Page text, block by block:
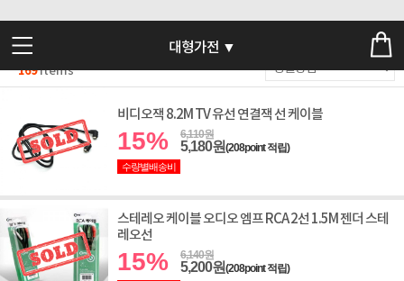
대형가전 ▼
169Items
비디오잭 8.2M TV 유선 연결잭 선 케이블
15% 6,110원
5,180원(208point 적립)
수량별배송비
스테레오 케이블 오디오 엠프 RCA 2선 1.5M 젠더 스테
레오선
15% 6,140원
5,200원(208point 적립)